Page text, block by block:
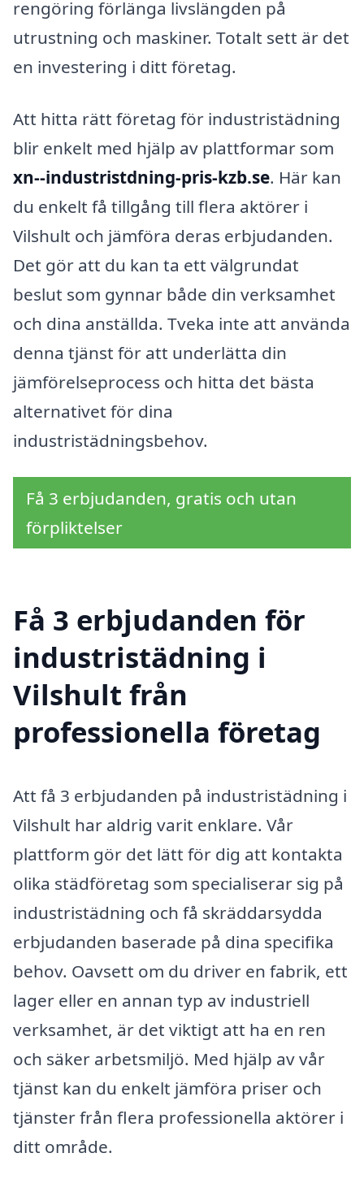
rengöring förlänga livslängden på
utrustning och maskiner. Totalt sett är det
en investering i ditt företag.
Att hitta rätt företag för industristädning
blir enkelt med hjälp av plattformar som
xn--industristdning-pris-kzb.se. Här kan
du enkelt få tillgång till flera aktörer i
Vilshult och jämföra deras erbjudanden.
Det gör att du kan ta ett välgrundat
beslut som gynnar både din verksamhet
och dina anställda. Tveka inte att använda
denna tjänst för att underlätta din
jämförelseprocess och hitta det bästa
alternativet för dina
industristädningsbehov.
Få 3 erbjudanden, gratis och utan
förpliktelser
Få 3 erbjudanden för
industristädning i
Vilshult från
professionella företag
Att få 3 erbjudanden på industristädning i
Vilshult har aldrig varit enklare. Vår
plattform gör det lätt för dig att kontakta
olika städföretag som specialiserar sig på
industristädning och få skräddarsydda
erbjudanden baserade på dina specifika
behov. Oavsett om du driver en fabrik, ett
lager eller en annan typ av industriell
verksamhet, är det viktigt att ha en ren
och säker arbetsmiljö. Med hjälp av vår
tjänst kan du enkelt jämföra priser och
tjänster från flera professionella aktörer i
ditt område.